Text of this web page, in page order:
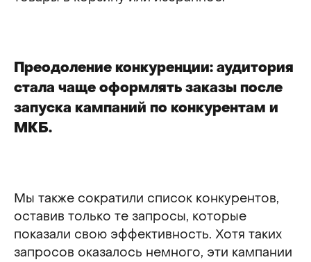
Преодоление конкуренции: аудитория
стала чаще оформлять заказы после
запуска кампаний по конкурентам и
МКБ.
Мы также сократили список конкурентов,
оставив только те запросы, которые
показали свою эффективность. Хотя таких
запросов оказалось немного, эти кампании